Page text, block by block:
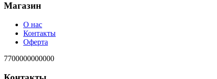
Магазин
О нас
Контакты
Оферта
7700000000000